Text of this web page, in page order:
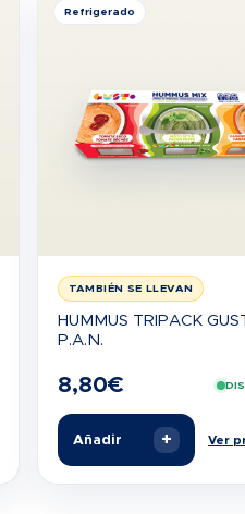
Refrigerado
TAMBIÉN SE LLEVAN
HUMMUS TRIPACK
P.A.N.
8,80€
Añadir + Ver